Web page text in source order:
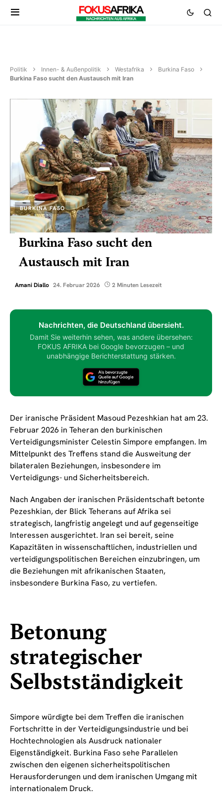
Politik Innen- & Außenpolitik Westafrika
Burkina Faso
Burkina Faso sucht den Austausch mit Iran
BURKINA FASO
Burkina Faso sucht den
Austausch mit Iran
Amani Diallo 24. Februar 2026 2 Minuten Lesezeit
Nachrichten, die Deutschland übersieht.
Damit Sie weiterhin sehen, was andere übersehen:
FOKUS AFRIKA bei Google bevorzugen – und
unabhängige Berichterstattung stärken.
Der iranische Präsident Masoud Pezeshkian hat am 23.
Februar 2026 in Teheran den burkinischen
Verteidigungsminister Celestin Simpore empfangen. Im
Mittelpunkt des Treffens stand die Ausweitung der
bilateralen Beziehungen, insbesondere im
Verteidigungs- und Sicherheitsbereich.
Nach Angaben der iranischen Präsidentschaft betonte
Pezeshkian, der Blick Teherans auf Afrika sei
strategisch, langfristig angelegt und auf gegenseitige
Interessen ausgerichtet. Iran sei bereit, seine
Kapazitäten in wissenschaftlichen, industriellen und
verteidigungspolitischen Bereichen einzubringen, um
die Beziehungen mit afrikanischen Staaten,
insbesondere Burkina Faso, zu vertiefen.
Betonung
strategischer
Selbstständigkeit
Simpore würdigte bei dem Treffen die iranischen
Fortschritte in der Verteidigungsindustrie und bei
Hochtechnologien als Ausdruck nationaler
Eigenständigkeit. Burkina Faso sehe Parallelen
zwischen den eigenen sicherheitspolitischen
Herausforderungen und dem iranischen Umgang mit
internationalem Druck.